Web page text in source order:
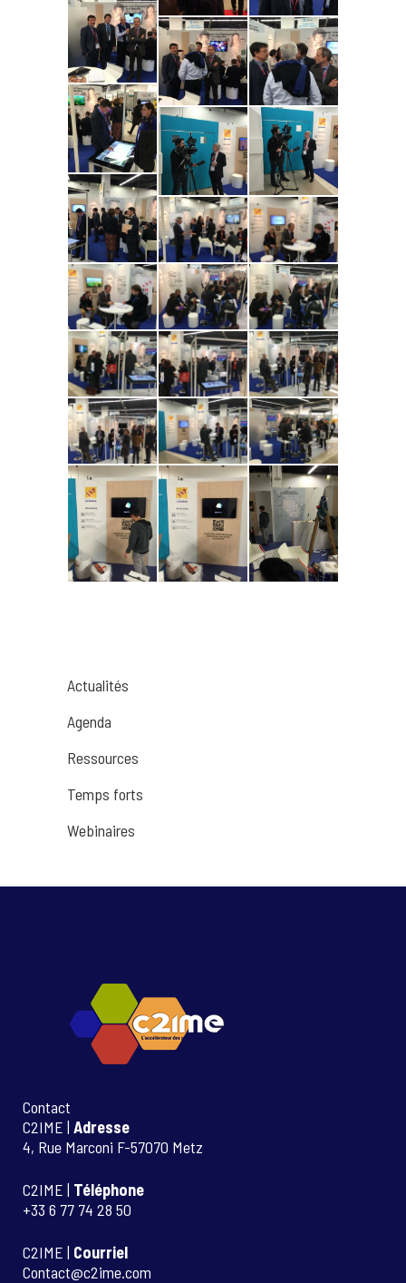
Actualités
Agenda
Ressources
Temps forts
Webinaires
Contact
C2IME | Adresse
4, Rue Marconi F-57070 Metz
C2IME | Téléphone
+33 6 77 74 28 50
C2IME | Courriel
Contact@c2ime.com